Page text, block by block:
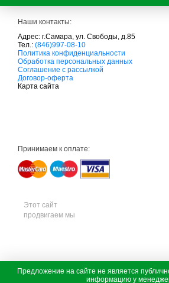
Наши контакты:
Адрес: г.Самара, ул. Свободы, д.85
Тел.: (846)997-08-10
с
а
д
о
в
и
к
а
м
т
е
х
Политика конфиденциальности
Обработка персональных данных
Соглашение с рассылкой
Договор-оферта
Карта сайта
Принимаем к оплате:
Этот сайт
продвигаем мы
Предложение на сайте не является
информацию у